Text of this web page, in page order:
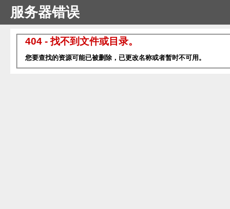
服务器错误
404 - 找不到文件或目录。
您要查找的资源可能已被删除，已更改名称或者暂时不可用。